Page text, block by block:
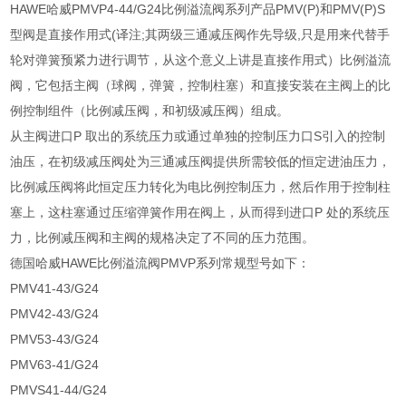
HAWE哈威PMVP4-44/G24比例溢流阀系列产品PMV(P)和PMV(P)S
型阀是直接作用式(译注;其两级三通减压阀作先导级,只是用来代替手
轮对弹簧预紧力进行调节，从这个意义上讲是直接作用式）比例溢流
阀，它包括主阀（球阀，弹簧，控制柱塞）和直接安装在主阀上的比
例控制组件（比例减压阀，和初级减压阀）组成。
从主阀进口P 取出的系统压力或通过单独的控制压力口S引入的控制
油压，在初级减压阀处为三通减压阀提供所需较低的恒定进油压力，
比例减压阀将此恒定压力转化为电比例控制压力，然后作用于控制柱
塞上，这柱塞通过压缩弹簧作用在阀上，从而得到进口P 处的系统压
力，比例减压阀和主阀的规格决定了不同的压力范围。
德国哈威HAWE比例溢流阀PMVP系列常规型号如下：
PMV41-43/G24
PMV42-43/G24
PMV53-43/G24
PMV63-41/G24
PMVS41-44/G24